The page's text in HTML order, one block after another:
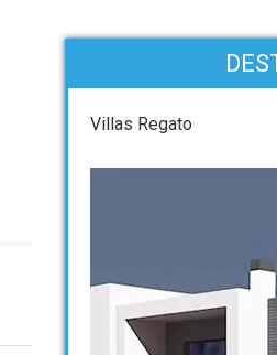
Villas Regato